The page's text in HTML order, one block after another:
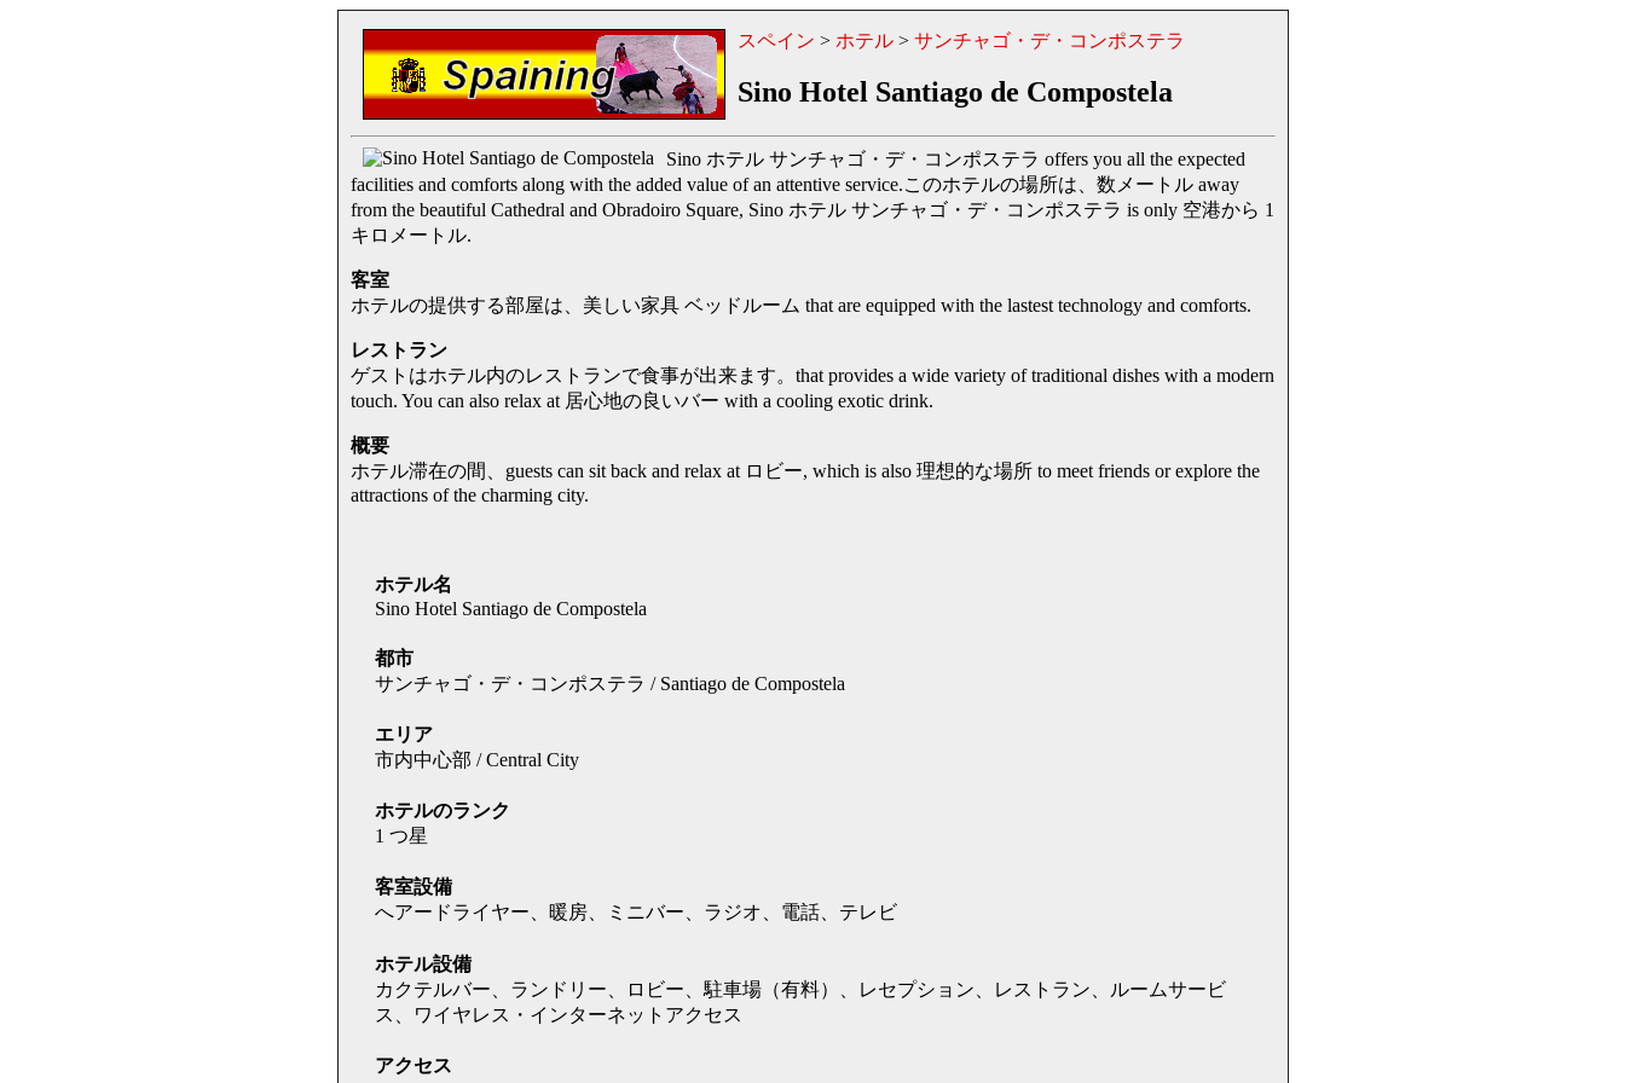
スペイン > ホテル> サンチャゴ・デ・コンポステラ
Sino Hotel Santiago de Compostela
Sino ホテル サンチャゴ・デ・コンポステラ offers you all the expected
facilities and comforts along with the added value of an attentive service.このホテルの場所は、数メートル away
from the beautiful Cathedral and Obradoiro Square, Sino ホテル サンチャゴ・デ・コンポステラ is only 空港から 1
キロメートル.
客室
ホテルの提供する部屋は、美しい家具 ベッドルーム that are equipped with the lastest technology and comforts.
レストラン
ゲストはホテル内のレストランで食事が出来ます。that provides a wide variety of traditional dishes with a modern
touch. You can also relax at 居心地の良いバー with a cooling exotic drink.
概要
ホテル滞在の間、guests can sit back and relax at ロビー, which is also 理想的な場所 to meet friends or explore the
attractions of the charming city.
ホテル名
Sino Hotel Santiago de Compostela
都市
サンチャゴ・デ・コンポステラ / Santiago de Compostela
エリア
市内中心部 / Central City
ホテルのランク
1 つ星
客室設備
へアードライヤー、暖房、ミニバー、ラジオ、電話、テレビ
ホテル設備
カクテルバー、ランドリー、ロビー、駐車場（有料）、レセプション、レストラン、ルームサービ
ス、ワイヤレス・インターネットアクセス
アクセス